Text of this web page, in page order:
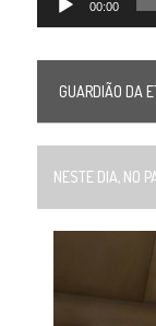
00:00
GUARDIÃO DA
NESTE DIA, NO